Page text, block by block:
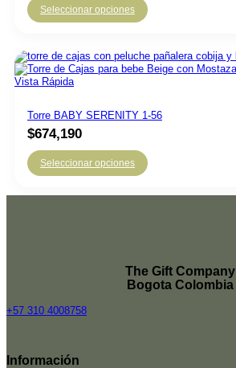
Seleccionar opciones
Vista Rápida
Torre BABY SERENITY 1-56
$674,190
Seleccionar opciones
The Gift Company
Bogota Colombia
+57 310 4008758
Rated
Información